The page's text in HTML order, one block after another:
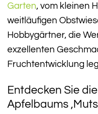
Garten, vom kleinen
weitläufigen
Hobbygärtner, die
exzellenten
Fruchtentwicklung
Entdecken Sie
Apfelbaums